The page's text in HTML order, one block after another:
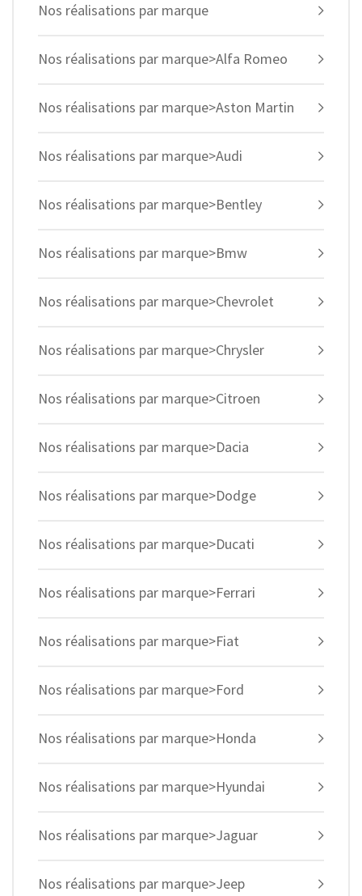
Nos réalisations par marque
Nos réalisations par marque>Alfa Romeo
Nos réalisations par marque>Aston Martin
Nos réalisations par marque>Audi
Nos réalisations par marque>Bentley
Nos réalisations par marque>Bmw
Nos réalisations par marque>Chevrolet
Nos réalisations par marque>Chrysler
Nos réalisations par marque>Citroen
Nos réalisations par marque>Dacia
Nos réalisations par marque>Dodge
Nos réalisations par marque>Ducati
Nos réalisations par marque>Ferrari
Nos réalisations par marque>Fiat
Nos réalisations par marque>Ford
Nos réalisations par marque>Honda
Nos réalisations par marque>Hyundai
Nos réalisations par marque>Jaguar
Nos réalisations par marque>Jeep